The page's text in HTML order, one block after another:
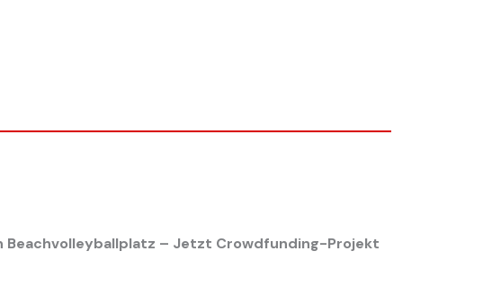
Beachvolleyballplatz – Jetzt Crowdfunding-Projekt